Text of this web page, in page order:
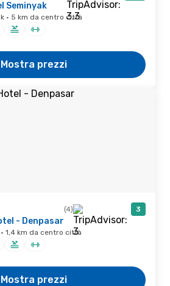
Seminyak
· 5 km da centro città
Mostra prezzi
(4) 3
- Denpasar
1,4 km da centro città
Mostra prezzi